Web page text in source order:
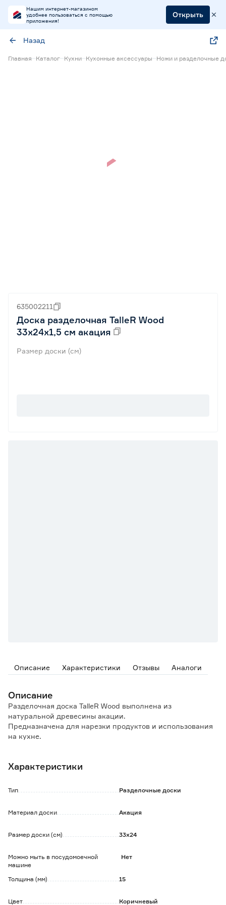
Нашим интернет-магазином
удобнее пользоваться с помощью
приложения!
Открыть
Назад
Главная Каталог Кухни Кухонные аксессуары Ножи и разделочные
635002211
Доска разделочная TalleR Wood
33х24х1,5 см акация
Размер доски (см)
Описание Характеристики Отзывы Аналоги
Описание
Разделочная доска TalleR Wood выполнена из
натуральной древесины акации.
Предназначена для нарезки продуктов и использования
на кухне.
- является одной из самых твердых пород дерева;
- легко использовать и ухаживать;
Обратите внимание:
выполнено из натурального материала.
оттенков.
Рекомендуется ручная мойка.
Характеристики
Тип Разделочные доски
Материал доски Акация
Размер доски (см) 33х24
Можно мыть в посудомоечной
машине
Нет
Толщина (мм) 15
Цвет Коричневый